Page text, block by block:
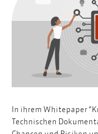
In ihrem Whitepaper
Technischen